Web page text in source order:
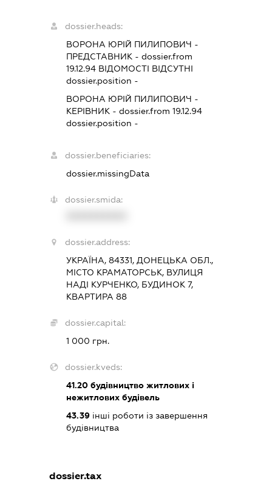
dossier.heads:
ВОРОНА ЮРІЙ ПИЛИПОВИЧ -
ПРЕДСТАВНИК - dossier.from
19.12.94 ВІДОМОСТІ ВІДСУТНІ
dossier.position -
ВОРОНА ЮРІЙ ПИЛИПОВИЧ -
КЕРІВНИК - dossier.from 19.12.94
dossier.position -
dossier.beneficiaries:
dossier.missingData
dossier.smida:
dossier.address:
УКРАЇНА, 84331, ДОНЕЦЬКА ОБЛ.,
МІСТО КРАМАТОРСЬК, ВУЛИЦЯ
НАДІ КУРЧЕНКО, БУДИНОК 7,
КВАРТИРА 88
dossier.capital:
1 000 грн.
dossier.kveds:
41.20 будівництво житлових і
нежитлових будівель
43.39 інші роботи із завершення
будівництва
dossier.tax